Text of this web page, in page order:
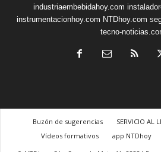
industriaembebidahoy.com
instrumentacionhoy.com NTDhoy.com
tecno-
Buzón de sugerencias SERVICIO AL
Vídeos formativos
app NTDhoy